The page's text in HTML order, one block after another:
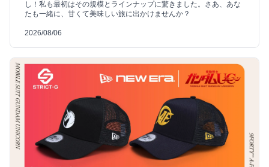
し！私も最初はその規模とラインナップに驚きました。さあ、あな
たも一緒に、甘くて美味しい旅に出かけませんか？
2026/08/06